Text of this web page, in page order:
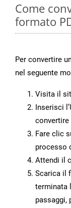
Come
formato
Per convertire
nel seguente
Visita il
Inserisci
convertire
Fare clic
processo
Attendi il
Scarica il
terminata
passaggi,